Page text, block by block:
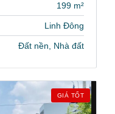
199 m²
Linh Đông
Đất nền, Nhà đất
GIÁ TỐT